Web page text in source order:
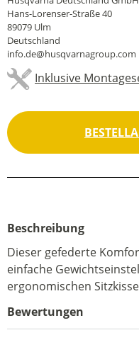
Hans-Lorenser-Straße 40
89079 Ulm
Deutschland
info.de@husqvarnagroup.com
Inklusive
Beschreibung
Dieser gefederte
einfache
ergonomischen
Bewertungen